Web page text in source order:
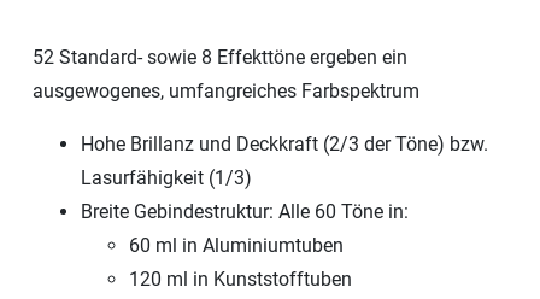
52 Standard- sowie 8 Effekttöne ergeben ein
ausgewogenes, umfangreiches Farbspektrum
Hohe Brillanz und Deckkraft (2/3 der Töne) bzw.
Lasurfähigkeit (1/3)
Breite Gebindestruktur: Alle 60 Töne in:
60 ml in Aluminiumtuben
120 ml in Kunststofftuben